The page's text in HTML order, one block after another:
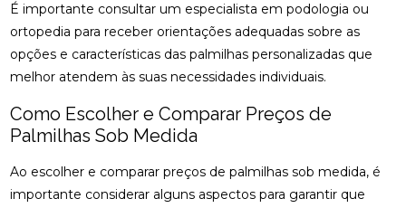
É importante consultar um especialista em podologia ou
ortopedia para receber orientações adequadas sobre as
opções e características das palmilhas personalizadas que
melhor atendem às suas necessidades individuais.
Como Escolher e Comparar Preços de
Palmilhas Sob Medida
Ao escolher e comparar preços de palmilhas sob medida, é
importante considerar alguns aspectos para garantir que
COMO ESCOLHER A PALMILHA IDEAL PARA PÉ
CHATO E MELHORAR SEU CONFORTO
COMO ESCOLHER O MELHOR ACUPUNTURISTA
PARA SUAS NECESSIDADES DE SAÚDE
COMO ESCOLHER O MELHOR ACUPUNTURISTA
PARA VOCÊ
COMO FUNCIONA A CONSULTA COM UM
ACUPUNTURISTA E O QUE ESPERAR